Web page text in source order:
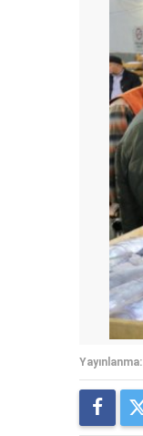
Yayınlanma: